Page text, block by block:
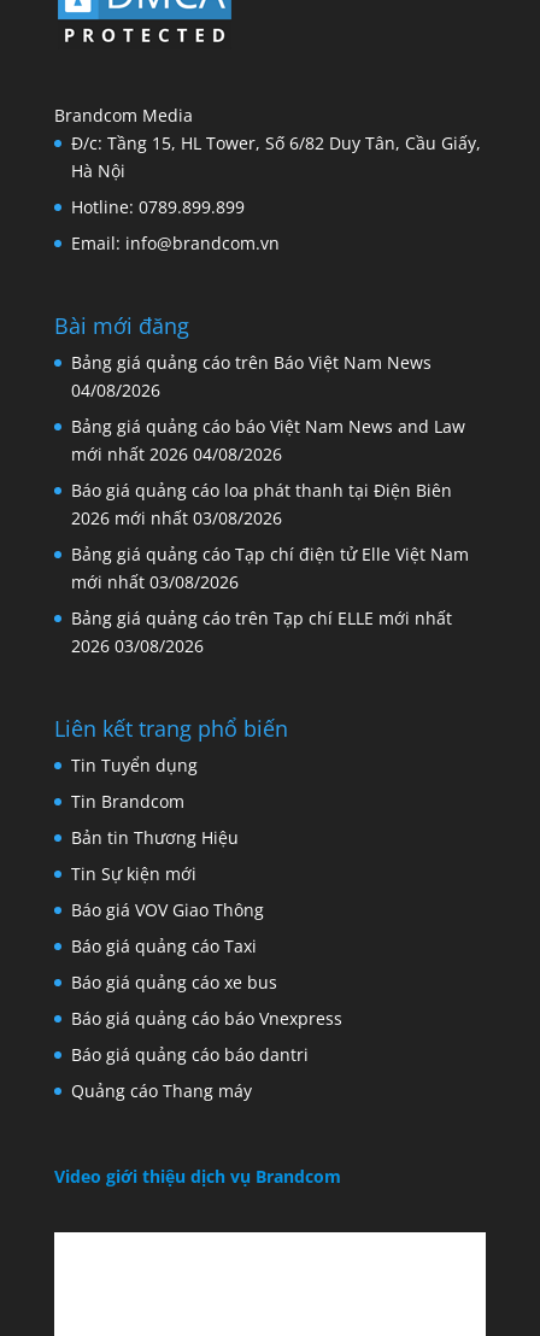
Brandcom Media
Đ/c: Tầng 15, HL Tower, Số 6/82 Duy Tân, Cầu Giấy,
Hà Nội
Hotline: 0789.899.899
Email: info@brandcom.vn
Bài mới đăng
Bảng giá quảng cáo trên Báo Việt Nam News
04/08/2026
Bảng giá quảng cáo báo Việt Nam News and Law
mới nhất 2026 04/08/2026
Báo giá quảng cáo loa phát thanh tại Điện Biên
2026 mới nhất 03/08/2026
Bảng giá quảng cáo Tạp chí điện tử Elle Việt Nam
mới nhất 03/08/2026
Bảng giá quảng cáo trên Tạp chí ELLE mới nhất
2026 03/08/2026
Liên kết trang phổ biến
Tin Tuyển dụng
Tin Brandcom
Bản tin Thương Hiệu
Tin Sự kiện mới
Báo giá VOV Giao Thông
Báo giá quảng cáo Taxi
Báo giá quảng cáo xe bus
Báo giá quảng cáo báo Vnexpress
Báo giá quảng cáo báo dantri
Quảng cáo Thang máy
Video giới thiệu dịch vụ Brandcom